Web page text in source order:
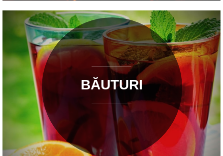
BĂUTURI